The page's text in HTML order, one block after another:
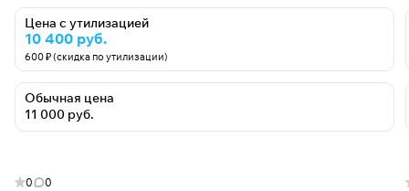
Цена с утилизацией
10 400 руб.
600 ₽ (скидка по утилизации)
Обычная цена
11 000 руб.
0 0